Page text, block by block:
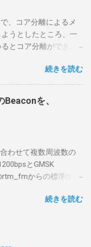
が必要である ICOMの
ているIC-7300を使
のWindows PC。 今
TPMとか入っているの
もでき、遠隔地で盗難
危険性が少ないかな
イアント側) の
ば、相応なマイクな
作を行うソフトウェ
はサーバ側・クラ
ストールする。 私の
バPC、クライアント
のコマンドが交換で
、コア分離によるメ
うとしたところ、一
とコア分離ができな
るためにコア分離がで
ンインストールのプロ
ルできなかったの
ながら実施しまし
を用いればよかった
実行します。
イルに、現在インス
pnputil /enum-
を探し出す
た。 公開名:
続きを読む
を、
わせて複数周波数の
とGMSK
rtm_fmからの標準出力
。 #!/bin/bash続きを読む